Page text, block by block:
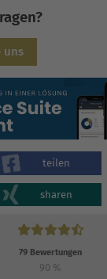
uns
teilen
sharen
79 Bewertungen
90 %